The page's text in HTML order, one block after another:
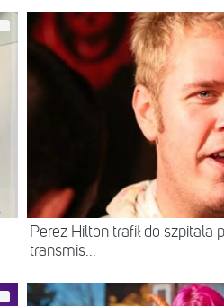
Perez Hilton trafił do szpitala
transmis...